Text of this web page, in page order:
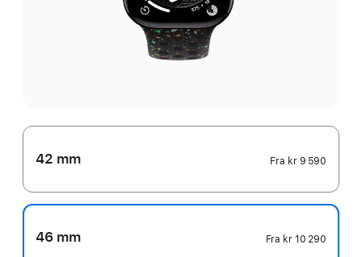
42 mm Fra kr 9 590
46 mm Fra kr 10 290